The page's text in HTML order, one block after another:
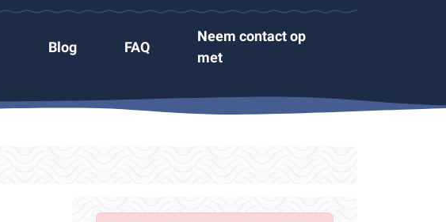
Blog FAQ
Neem contact op
met